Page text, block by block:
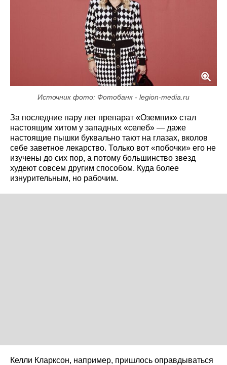
Источник фото: Фотобанк - legion-media.ru
За последние пару лет препарат «Оземпик» стал
настоящим хитом у западных «селеб» — даже
настоящие пышки буквально тают на глазах, вколов
себе заветное лекарство. Только вот «побочки» его не
изучены до сих пор, а потому большинство звезд
худеют совсем другим способом. Куда более
изнурительным, но рабочим.
Келли Кларксон, например, пришлось оправдываться